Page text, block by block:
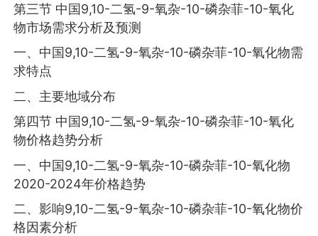
第三节 中国9,10-二氢-9-氧杂-10-磷杂菲-10-氧化
物市场需求分析及预测
一、中国9,10-二氢-9-氧杂-10-磷杂菲-10-氧化物需
求特点
二、主要地域分布
第四节 中国9,10-二氢-9-氧杂-10-磷杂菲-10-氧化
物价格趋势分析
一、中国9,10-二氢-9-氧杂-10-磷杂菲-10-氧化物
2020-2024年价格趋势
二、影响9,10-二氢-9-氧杂-10-磷杂菲-10-氧化物价
格因素分析